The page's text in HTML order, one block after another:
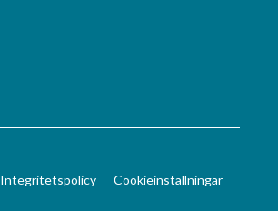
Integritetspolicy Cookieinställningar